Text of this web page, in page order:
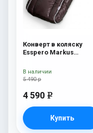
Конверт в коляску
Esspero Markus
шерсть) Chocolat
5 490 р
4 590 e
Купить
В наличии